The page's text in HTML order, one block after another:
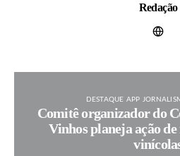
Redação
DESTAQUE APP
Comitê organizador do
Vinhos planeja ação